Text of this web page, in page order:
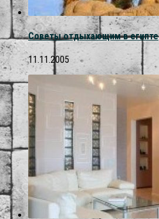
Советы отдыхающим в египте
11.11.2005